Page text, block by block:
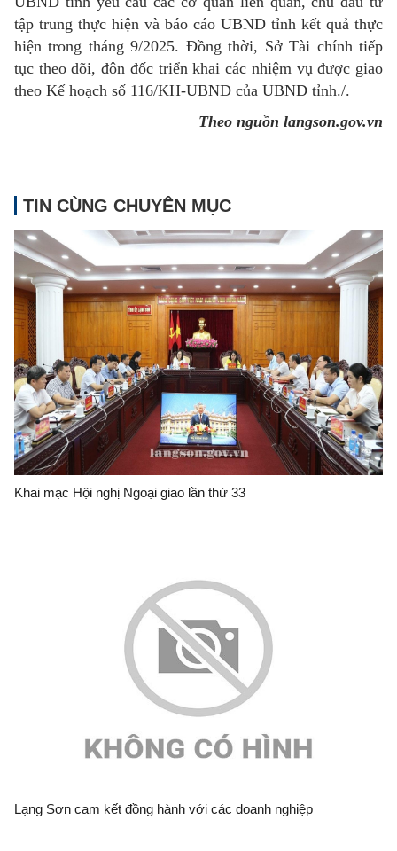
tập trung thực hiện và báo cáo UBND tỉnh kết quả thực
hiện trong tháng 9/2025. Đồng thời, Sở Tài chính tiếp
tục theo dõi, đôn đốc triển khai các nhiệm vụ được giao
theo Kế hoạch số 116/KH-UBND của UBND tỉnh./.
Theo nguồn langson.gov.vn
TIN CÙNG CHUYÊN MỤC
Khai mạc Hội nghị Ngoại giao lần thứ 33
Lạng Sơn cam kết đồng hành với các doanh nghiệp